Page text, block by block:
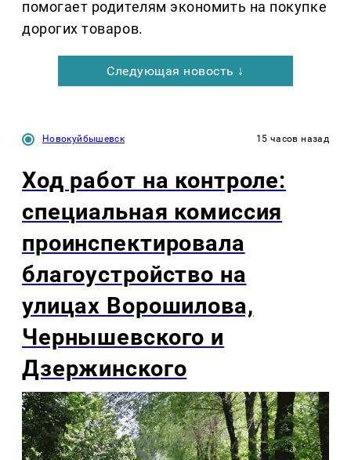
помогает родителям экономить на покупке
дорогих товаров.
Следующая новость ↓
Новокуйбышевск 15 часов назад
Ход работ на контроле:
специальная комиссия
проинспектировала
благоустройство на
улицах Ворошилова,
Чернышевского и
Дзержинского